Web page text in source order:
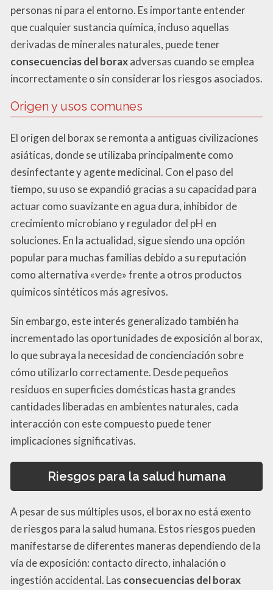
personas ni para el entorno. Es importante entender
que cualquier sustancia química, incluso aquellas
derivadas de minerales naturales, puede tener
consecuencias del boraxadversas cuando se emplea
incorrectamente o sin considerar los riesgos asociados.
Origen y usos comunes
El origen del borax se remonta a antiguas civilizaciones
asiáticas, donde se utilizaba principalmente como
desinfectante y agente medicinal. Con el paso del
tiempo, su uso se expandió gracias a su capacidad para
actuar como suavizante en agua dura, inhibidor de
crecimiento microbiano y regulador del pH en
soluciones. En la actualidad, sigue siendo una opción
popular para muchas familias debido a su reputación
como alternativa «verde» frente a otros productos
químicos sintéticos más agresivos.
Sin embargo, este interés generalizado también ha
incrementado las oportunidades de exposición al borax,
lo que subraya la necesidad de concienciación sobre
cómo utilizarlo correctamente. Desde pequeños
residuos en superficies domésticas hasta grandes
cantidades liberadas en ambientes naturales, cada
interacción con este compuesto puede tener
implicaciones significativas.
Riesgos para la salud humana
A pesar de sus múltiples usos, el borax no está exento
de riesgos para la salud humana. Estos riesgos pueden
manifestarse de diferentes maneras dependiendo de la
vía de exposición: contacto directo, inhalación o
ingestión accidental. Las consecuencias del borax